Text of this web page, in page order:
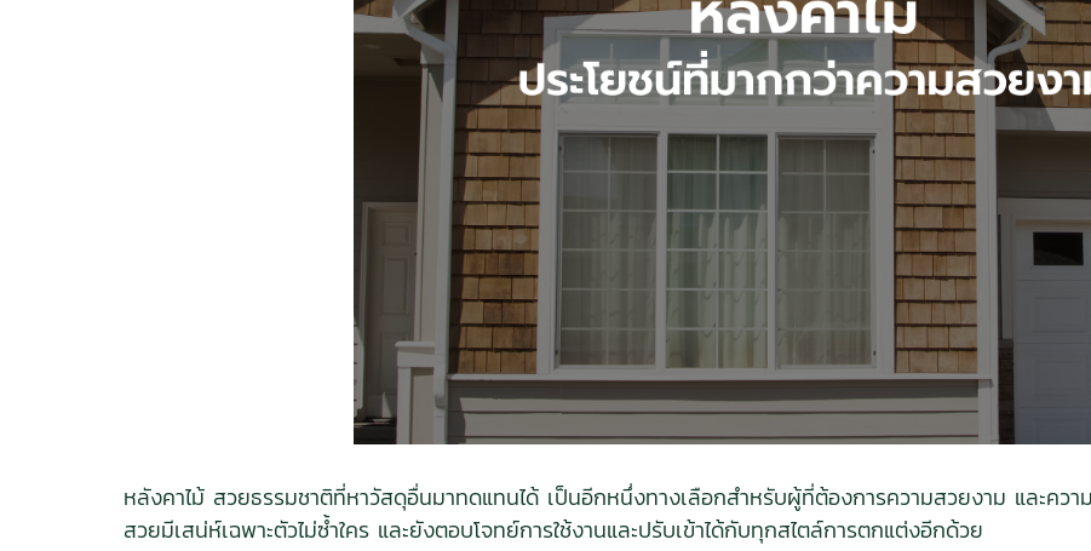
หลังคาไม้ สวยธรรมชาติที่หาวัสดุอื่นมาทดแทนได้ เป็นอีกหนึ่งทางเลือกสำหรับผู้ที่ต้องการความสวยงาม และคว
สวยมีเสน่ห์เฉพาะตัวไม่ซ้ำใคร และยังตอบโจทย์การใช้งานและปรับเข้าได้กับทุกสไตล์การตกแต่งอีกด้วย